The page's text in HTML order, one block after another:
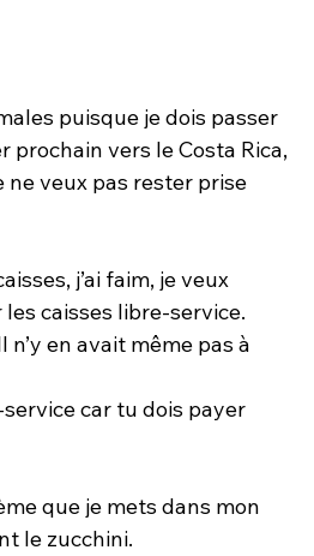
puisque je dois passer
prochain vers le Costa Rica,
ne veux pas rester prise
j’ai faim, je veux
caisses libre-service.
en avait même pas à
service car tu dois payer
que je mets dans mon
le zucchini.